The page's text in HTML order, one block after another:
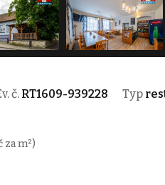
č. RT1609-939228 Typ
za m²)